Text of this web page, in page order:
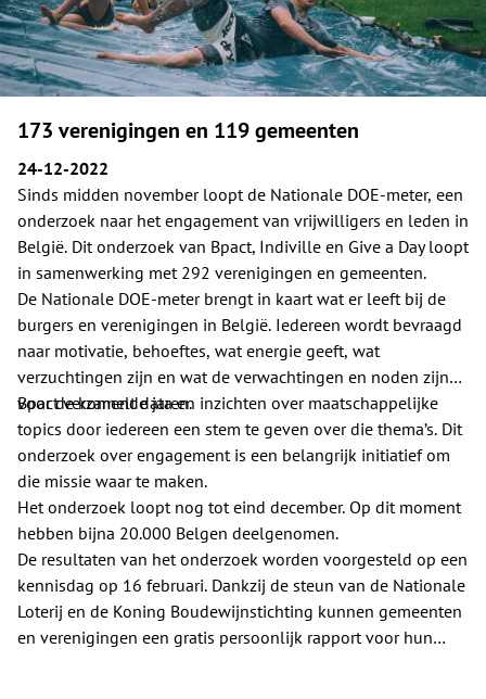
173 verenigingen en 119 gemeenten
24-12-2022
Sinds midden november loopt de Nationale DOE-meter, een
onderzoek naar het engagement van vrijwilligers en leden in
België. Dit onderzoek van Bpact, Indiville en Give a Day loopt
in samenwerking met 292 verenigingen en gemeenten.
De Nationale DOE-meter brengt in kaart wat er leeft bij de
burgers en verenigingen in België. Iedereen wordt bevraagd
naar motivatie, behoeftes, wat energie geeft, wat
verzuchtingen zijn en wat de verwachtingen en noden zijn
voor de komende jaren.
Bpact verzamelt data en inzichten over maatschappelijke
topics door iedereen een stem te geven over die thema’s. Dit
onderzoek over engagement is een belangrijk initiatief om
die missie waar te maken.
Het onderzoek loopt nog tot eind december. Op dit moment
hebben bijna 20.000 Belgen deelgenomen.
De resultaten van het onderzoek worden voorgesteld op een
kennisdag op 16 februari. Dankzij de steun van de Nationale
Loterij en de Koning Boudewijnstichting kunnen gemeenten
en verenigingen een gratis persoonlijk rapport voor hun